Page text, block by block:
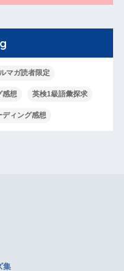
マガ読者限定
感想 英検1級語彙探求
ディング感想
集